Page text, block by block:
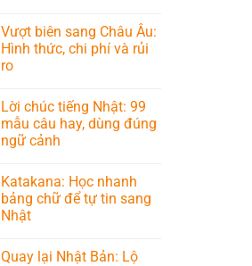
Vượt biên sang Châu Âu:
Hình thức, chi phí và rủi
ro
Lời chúc tiếng Nhật: 99
mẫu câu hay, dùng đúng
ngữ cảnh
Katakana: Học nhanh
bảng chữ để tự tin sang
Nhật
Quay lại Nhật Bản: Lộ